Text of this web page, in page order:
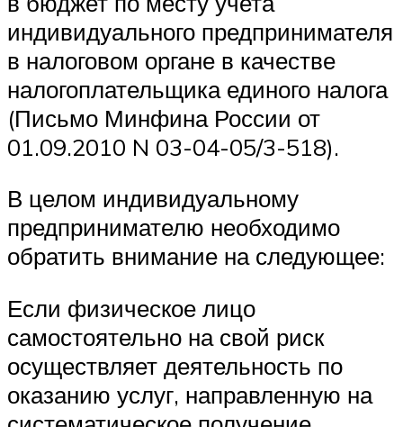
индивидуального предпринимателя
в налоговом органе в качестве
налогоплательщика единого налога
(Письмо Минфина России от
01.09.2010 N 03-04-05/3-518).
В целом индивидуальному
предпринимателю необходимо
обратить внимание на следующее:
Если физическое лицо
самостоятельно на свой риск
осуществляет деятельность по
оказанию услуг, направленную на